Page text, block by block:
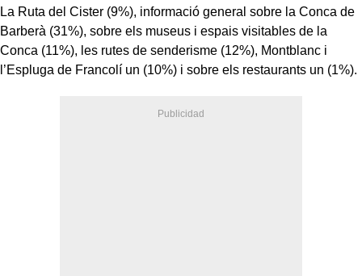
La Ruta del Cister (9%), informació general sobre la Conca de
Barberà (31%), sobre els museus i espais visitables de la
Conca (11%), les rutes de senderisme (12%), Montblanc i
l’Espluga de Francolí un (10%) i sobre els restaurants un (1%).